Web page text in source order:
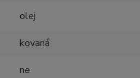
olej
kovaná
ne